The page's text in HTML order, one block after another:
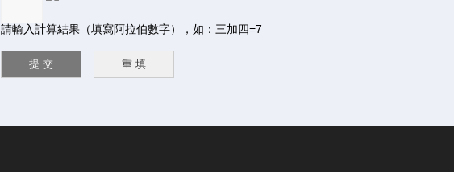
請輸入計算結果（填寫阿拉伯數字），如：三加四=7